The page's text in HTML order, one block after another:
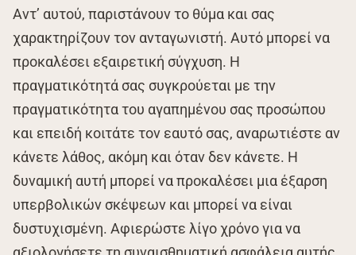
Αντ’ αυτού, παριστάνουν το θύμα και σας
χαρακτηρίζουν τον ανταγωνιστή. Αυτό μπορεί να
προκαλέσει εξαιρετική σύγχυση. Η
πραγματικότητά σας συγκρούεται με την
πραγματικότητα του αγαπημένου σας προσώπου
και επειδή κοιτάτε τον εαυτό σας, αναρωτιέστε αν
κάνετε λάθος, ακόμη και όταν δεν κάνετε. Η
δυναμική αυτή μπορεί να προκαλέσει μια έξαρση
υπερβολικών σκέψεων και μπορεί να είναι
δυστυχισμένη. Αφιερώστε λίγο χρόνο για να